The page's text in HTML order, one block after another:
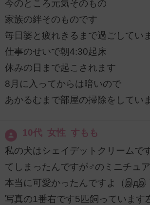
今のところ元気そのもの
家族の絆そのものです
毎日婆と疲れきるまで過ごしてい
仕事のせいで朝4:30起床
休みの日まで起こされます
8月に入ってからは暗いので
あかるむまで部屋の掃除をしてい
10代 女性 すもも
私の犬はシェイデットクリームで
てしまったんですが♂のミニチュ
本当に可愛かったんですよ（இдஇ
写真の1番右です5匹飼っています